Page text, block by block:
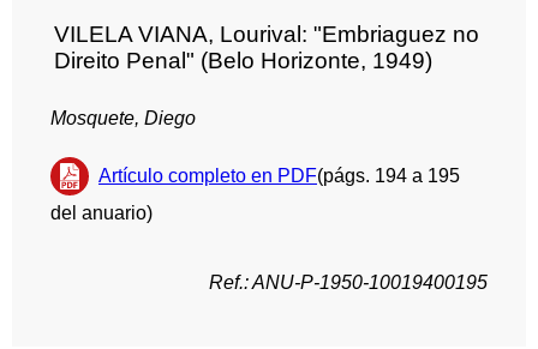
VILELA VIANA, Lourival: "Embriaguez no
Direito Penal" (Belo Horizonte, 1949)
Mosquete, Diego
Artículo completo en PDF(págs. 194 a 195
del anuario)
Ref.: ANU-P-1950-10019400195